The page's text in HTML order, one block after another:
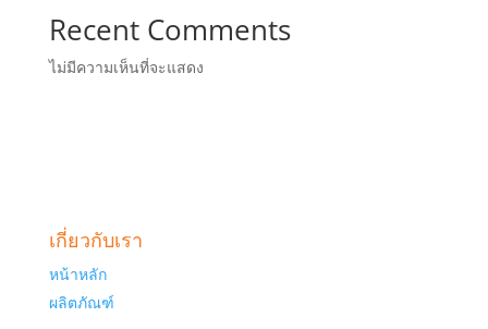
Recent Comments
ไม่มีความเห็นที่จะแสดง
เกี่ยวกับเรา
หน้าหลัก
ผลิตภัณฑ์